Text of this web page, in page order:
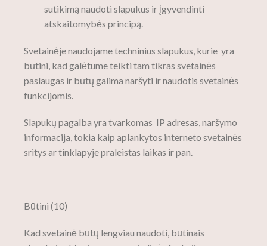
sutikimą naudoti slapukus ir įgyvendinti
atskaitomybės principą.
Svetainėje naudojame techninius slapukus, kurie yra
būtini, kad galėtume teikti tam tikras svetainės
paslaugas ir būtų galima naršyti ir naudotis svetainės
funkcijomis.
Slapukų pagalba yra tvarkomas IP adresas, naršymo
informacija, tokia kaip aplankytos interneto svetainės
sritys ar tinklapyje praleistas laikas ir pan.
Būtini (10)
Kad svetainė būtų lengviau naudoti, būtinais